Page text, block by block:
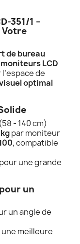
351/1 –
de bureau
moniteurs LCD
de
optimal
- 140 cm)
par moniteur
, compatible
pour une grande
un
un angle de
une meilleure